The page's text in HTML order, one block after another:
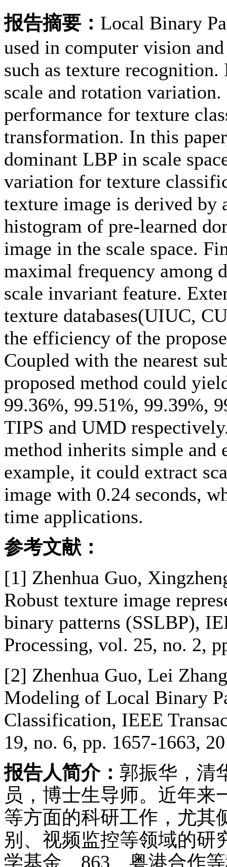
报告摘要： Local Binary
used in computer vision
such as texture
scale and rotation
performance for texture
transformation. In this
dominant LBP in scale
variation for texture
texture image is derived by
histogram of pre-learned
image in the scale space.
maximal frequency among
scale invariant feature.
texture databases(UIUC,
the efficiency of the
Coupled with the nearest
proposed method could
99.36%, 99.51%, 99.39%,
TIPS and UMD
method inherits simple
example, it could extract
image with 0.24 seconds,
time applications.
参考文献：
[1] Zhenhua Guo,
Robust texture image
binary patterns (SSLBP),
Processing, vol. 25, no. 2,
[2] Zhenhua Guo, Lei
Modeling of Local Binary
Classification, IEEE
19, no. 6, pp. 1657-1663,
报告人简介： 郭振华，清
员，博士生导师。近年来
等方面的科研工作，尤其
别、视频监控等领域的研
学基金、863、粤港合作